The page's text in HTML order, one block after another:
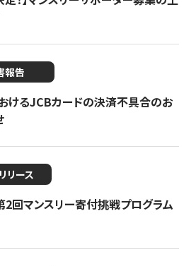
報告
けるJCBカードの決済不具合のお
リース
2回マンスリー寄付挑戦プログラム